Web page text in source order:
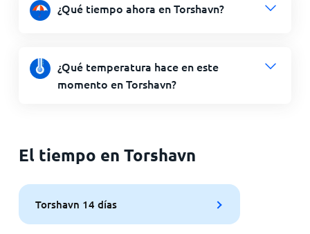
¿Qué tiempo ahora en Torshavn?
¿Qué temperatura hace en este
momento en Torshavn?
El tiempo en Torshavn
Torshavn 14 días